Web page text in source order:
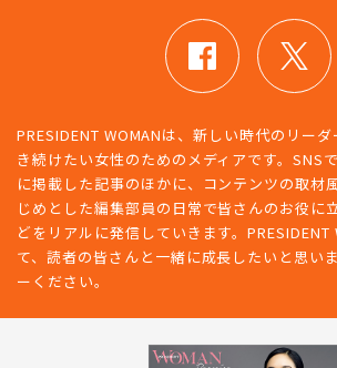
PRESIDENT WOMANは、新しい時代のリー
き続けたい女性のためのメディアです。SNS
に掲載した記事のほかに、コンテンツの取材
じめとした編集部員の日常で皆さんのお役に
どをリアルに発信していきます。
て、読者の皆さんと一緒に成長したいと思い
ーください。